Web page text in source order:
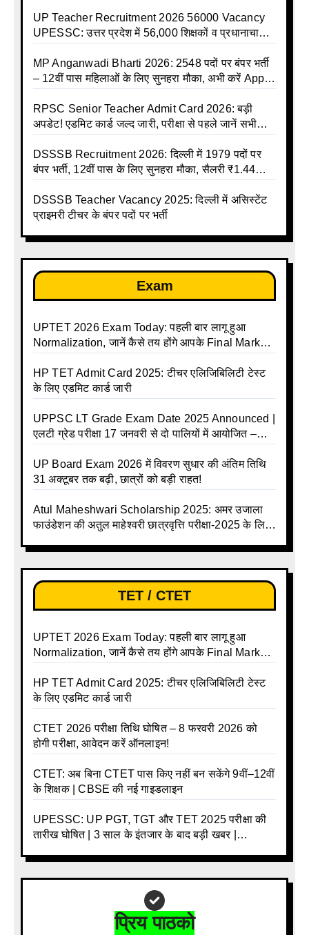
UP Teacher Recruitment 2026 56000 Vacancy
UPESSC: उत्तर प्रदेश में 56,000 शिक्षकों व प्रधानाचार्यों
MP Anganwadi Bharti 2026: 2548 पदों पर बंपर भर्ती
– 12वीं पास महिलाओं के लिए सुनहरा मौका, अभी करें Apply
RPSC Senior Teacher Admit Card 2026: बड़ी
अपडेट! एडमिट कार्ड जल्द जारी, परीक्षा से पहले जानें सभी
DSSSB Recruitment 2026: दिल्ली में 1979 पदों पर
बंपर भर्ती, 12वीं पास के लिए सुनहरा मौका, सैलरी ₹1.44
DSSSB Teacher Vacancy 2025: दिल्ली में असिस्टेंट
प्राइमरी टीचर के बंपर पदों पर भर्ती
Exam
UPTET 2026 Exam Today: पहली बार लागू हुआ
Normalization, जानें कैसे तय होंगे आपके Final Marks
HP TET Admit Card 2025: टीचर एलिजिबिलिटी टेस्ट
के लिए एडमिट कार्ड जारी
UPPSC LT Grade Exam Date 2025 Announced |
एलटी ग्रेड परीक्षा 17 जनवरी से दो पालियों में आयोजित –
UP Board Exam 2026 में विवरण सुधार की अंतिम तिथि
31 अक्टूबर तक बढ़ी, छात्रों को बड़ी राहत!
Atul Maheshwari Scholarship 2025: अमर उजाला
फाउंडेशन की अतुल माहेश्वरी छात्रवृत्ति परीक्षा-2025 के लिए
TET / CTET
UPTET 2026 Exam Today: पहली बार लागू हुआ
Normalization, जानें कैसे तय होंगे आपके Final Marks
HP TET Admit Card 2025: टीचर एलिजिबिलिटी टेस्ट
के लिए एडमिट कार्ड जारी
CTET 2026 परीक्षा तिथि घोषित – 8 फरवरी 2026 को
होगी परीक्षा, आवेदन करें ऑनलाइन!
CTET: अब बिना CTET पास किए नहीं बन सकेंगे 9वीं–12वीं
के शिक्षक | CBSE की नई गाइडलाइन
UPESSC: UP PGT, TGT और TET 2025 परीक्षा की
तारीख घोषित | 3 साल के इंतजार के बाद बड़ी खबर |
प्रिय पाठको